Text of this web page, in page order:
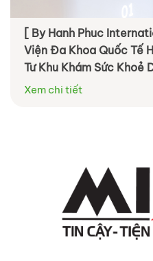
[ By Hanh Phuc
Viện Đa Khoa Quốc Tế Hạnh
Tư Khu Khám Sức Khoẻ
Xem chi tiết